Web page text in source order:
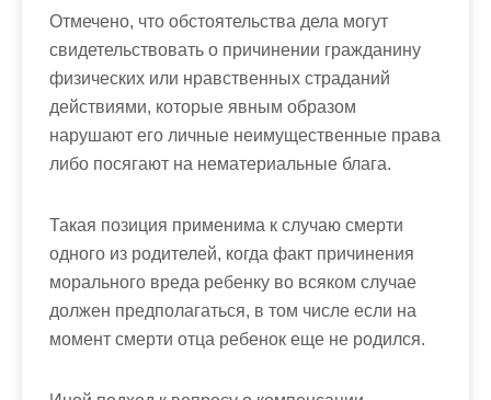
Отмечено, что обстоятельства дела могут
свидетельствовать о причинении гражданину
физических или нравственных страданий
действиями, которые явным образом
нарушают его личные неимущественные права
либо посягают на нематериальные блага.
Такая позиция применима к случаю смерти
одного из родителей, когда факт причинения
морального вреда ребенку во всяком случае
должен предполагаться, в том числе если на
момент смерти отца ребенок еще не родился.